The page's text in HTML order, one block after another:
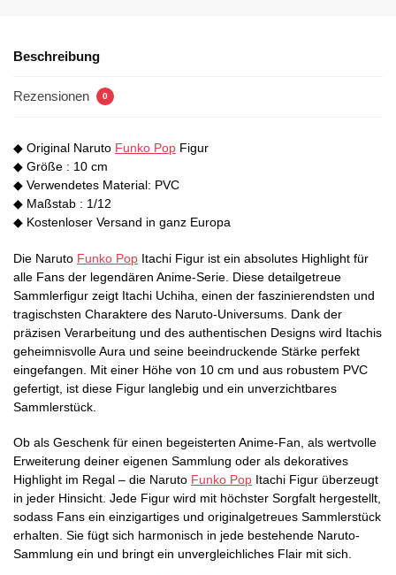
Beschreibung
Rezensionen 0
◆ Original Naruto Funko Pop Figur
◆ Größe : 10 cm
◆ Verwendetes Material: PVC
◆ Maßstab : 1/12
◆ Kostenloser Versand in ganz Europa
Die Naruto Funko Pop Itachi Figur ist ein absolutes Highlight für
alle Fans der legendären Anime-Serie. Diese detailgetreue
Sammlerfigur zeigt Itachi Uchiha, einen der faszinierendsten und
tragischsten Charaktere des Naruto-Universums. Dank der
präzisen Verarbeitung und des authentischen Designs wird Itachis
geheimnisvolle Aura und seine beeindruckende Stärke perfekt
eingefangen. Mit einer Höhe von 10 cm und aus robustem PVC
gefertigt, ist diese Figur langlebig und ein unverzichtbares
Sammlerstück.
Ob als Geschenk für einen begeisterten Anime-Fan, als wertvolle
Erweiterung deiner eigenen Sammlung oder als dekoratives
Highlight im Regal – die Naruto Funko Pop Itachi Figur überzeugt
in jeder Hinsicht. Jede Figur wird mit höchster Sorgfalt hergestellt,
sodass Fans ein einzigartiges und originalgetreues Sammlerstück
erhalten. Sie fügt sich harmonisch in jede bestehende Naruto-
Sammlung ein und bringt ein unvergleichliches Flair mit sich.